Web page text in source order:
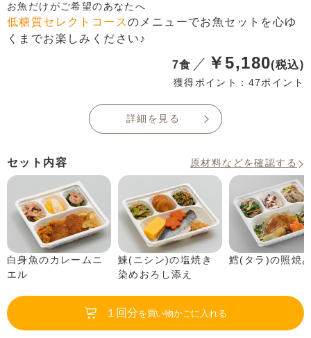
お魚だけがご希望のあなたへ
低糖質セレクトコースのメニューでお魚セットを心ゆ
くまでお楽しみください♪
7食 ￥5,180(税込)
獲得ポイント：47ポイント
詳細を見る
セット内容 原材料などを確認する
白身魚のカレームニ
エル
鰊(ニシン)の塩焼き
染めおろし添え
鱈(タラ)の照焼
１回分を買い物かごに入れる